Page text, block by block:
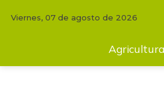
Fedecafé
Viernes, 07 de agosto de 2026
Agricultura